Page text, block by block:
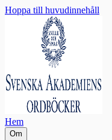
Hoppa till huvudinnehåll
Hem
Om